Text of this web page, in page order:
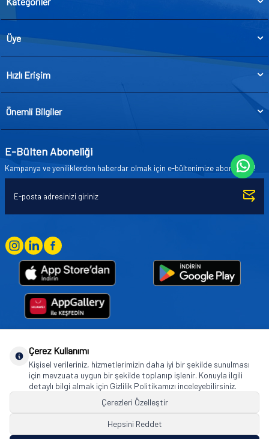
Üye
Hızlı Erişim
Önemli Bilgiler
E-Bülten Aboneliği
Kampanya ve yeniliklerden haberdar olmak için e-bültenimize abone olun!
Goodyear (and Winged Foot Design) are trademarks of or licensed to The Goodyear
Tire & Rubber Company used under license by Basbug Group Company,
Istanbul/Türkiye. © 2026 The Goodyear Tire & Rubber Company.
Çerez Kullanımı
Kişisel verileriniz, hizmetlerimizin daha iyi bir şekilde sunulması
için mevzuata uygun bir şekilde toplanıp işlenir. Konuyla ilgili
detaylı bilgi almak için Gizlilik Politikamızı inceleyebilirsiniz.
Çerezleri Özelleştir
Hepsini Reddet